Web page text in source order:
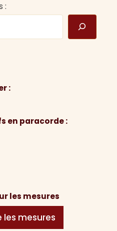
:
:
en paracorde :
les mesures
les mesures